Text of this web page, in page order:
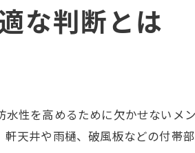
な判断とは
性を高めるために欠かせないメ
天井や雨樋、破風板などの付帯